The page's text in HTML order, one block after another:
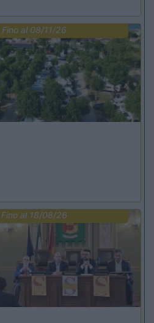
Fino al 08/11/26
Fino al 18/08/26